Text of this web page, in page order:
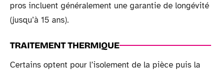
pros incluent généralement une garantie de longévité
(jusqu’à 15 ans).
TRAITEMENT THERMIQUE
Certains optent pour l’isolement de la pièce puis la